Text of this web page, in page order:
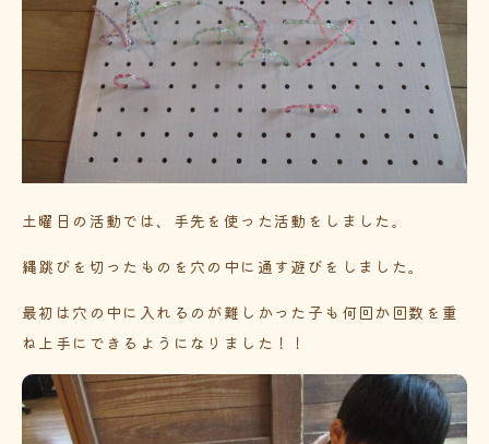
土曜日の活動では、手先を使った活動をしました。
縄跳びを切ったものを穴の中に通す遊びをしました。
最初は穴の中に入れるのが難しかった子も何回か回数を重
ね上手にできるようになりました！！